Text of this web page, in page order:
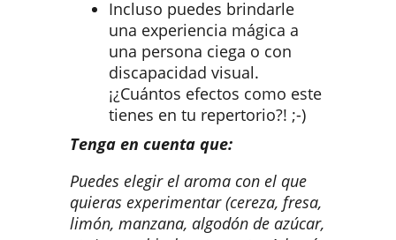
Incluso puedes brindarle
una experiencia mágica a
una persona ciega o con
discapacidad visual.
¡¿Cuántos efectos como este
tienes en tu repertorio?! ;-)
Tenga en cuenta que:
Puedes elegir el aroma con el que
quieras experimentar (cereza, fresa,
limón, manzana, algodón de azúcar,